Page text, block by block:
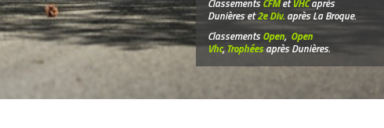
ClassementsCFMetVHCaprès
Dunières et2e Div.après La Broque.
ClassementsOpen, Open
Vhc,Trophéesaprès Dunières.